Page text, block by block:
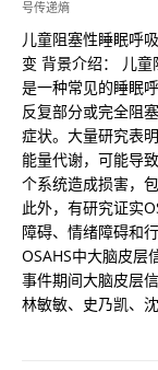
号传递熵
儿童阻塞性睡眠呼
变 背景介绍： 儿童
是一种常见的睡眠
反复部分或完全阻
症状。大量研究表
能量代谢，可能导
个系统造成损害，
此外，有研究证实
障碍、情绪障碍和
OSAHS中大脑皮层
事件期间大脑皮层
林敏敏、史乃凯、